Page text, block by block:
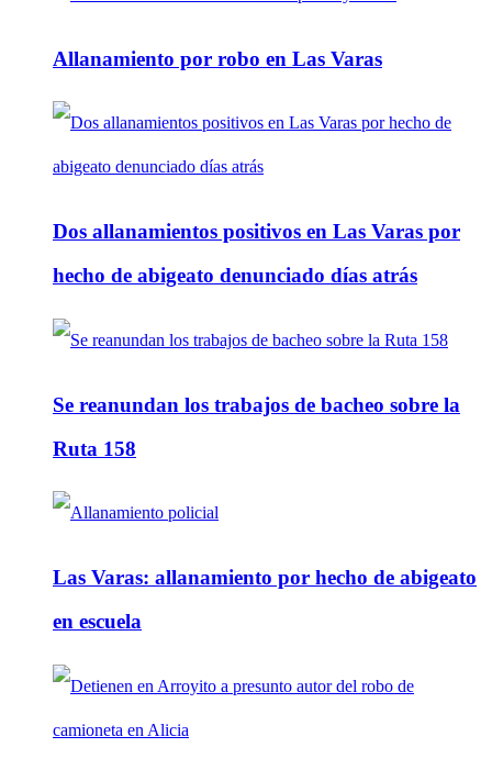
Allanamiento por robo en Las Varas
Dos allanamientos positivos en Las Varas por
hecho de abigeato denunciado días atrás
Se reanundan los trabajos de bacheo sobre la
Ruta 158
Las Varas: allanamiento por hecho de abigeato
en escuela